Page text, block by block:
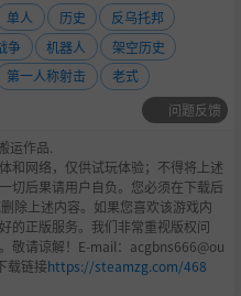
单人 历史
反乌托邦
争 机器人
架空历史
第一人称射击
老式
问题反馈
运作品.
和网络，仅供试玩体验；不得将上述
切后果请用户自负。您必须在下载后
除上述内容。如果您喜欢该游戏内
的正版服务。我们非常重视版权问
敬请谅解！E-mail：acgbns666@ou
载链接https://steamzg.com/468